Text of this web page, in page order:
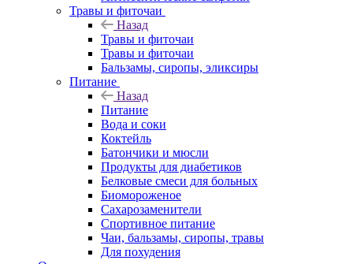
Травы и фиточаи
Назад
Травы и фиточаи
Травы и фиточаи
Бальзамы, сиропы, эликсиры
Питание
Назад
Питание
Вода и соки
Коктейль
Батончики и мюсли
Продукты для диабетиков
Белковые смеси для больных
Биомороженое
Сахарозаменители
Спортивное питание
Чаи, бальзамы, сиропы, травы
Для похудения